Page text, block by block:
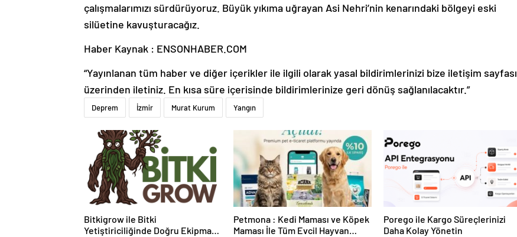
çalışmalarımızı sürdürüyoruz. Büyük yıkıma uğrayan Asi Nehri’nin kenarındaki bölgeyi eski
silüetine kavuşturacağız.
Haber Kaynak : ENSONHABER.COM
“Yayınlanan tüm haber ve diğer içerikler ile ilgili olarak yasal bildirimlerinizi bize iletişim sayfası
üzerinden iletiniz. En kısa süre içerisinde bildirimlerinize geri dönüş sağlanılacaktır.”
Deprem İzmir Murat Kurum Yangın
Bitkigrow ile Bitki
Yetiştiriciliğinde Doğru Ekipman
Petmona : Kedi Maması ve Köpek
Maması İle Tüm Evcil Hayvan
Porego ile Kargo Süreçlerinizi
Daha Kolay Yönetin